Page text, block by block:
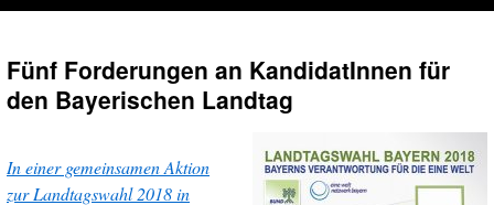
Fünf Forderungen an KandidatInnen für
den Bayerischen Landtag
In einer gemeinsamen Aktion
zur Landtagswahl 2018 in